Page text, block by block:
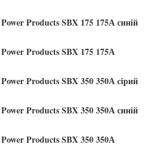
Products SBX 175 175А синій
Products SBX 175 175А
Products SBX 350 350А сірий
Products SBX 350 350А синій
Products SBX 350 350А